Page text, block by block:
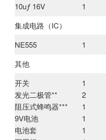
10uƒ 16V
1
集成电路（IC）
NE555
1
其他
开关
发光二极管**
阻压式蜂鸣器***
9V电池
电池套
1
2
1
1
1